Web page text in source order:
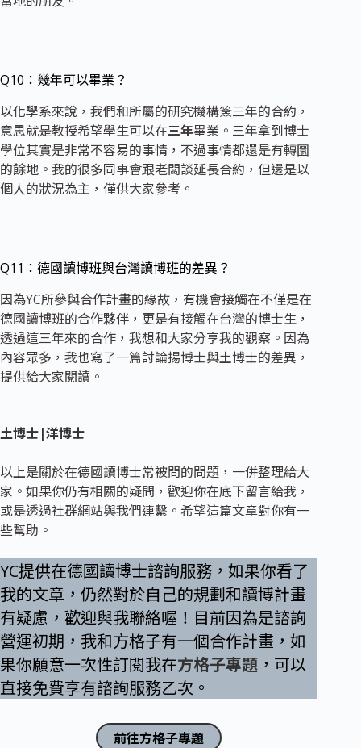
Q10：幾年可以畢業？
以化學系來說，我們和所屬的研究機構簽三年的合約，
意思就是教授希望學生可以在三年畢業。三年拿到博士
學位其實是非常不容易的事情，不過事情都還是有轉圜
的餘地。我的很多同事會跟老闆談延長合約，但還是以
個人的狀況為主，僅供大家參考。
Q11：德國讀博班與台灣讀博班的差異？
因為YC所參與合作計畫的緣故，有機會接觸在不僅是在
德國讀博班的合作夥伴，更是有接觸在台灣的博士生，
透過這三年來的合作，我想和大家分享我的觀察。因為
內容眾多，我也寫了一篇討論揚博士與土博士的差異，
提供給大家閱讀。
土博士|洋博士
以上是關於在德國讀博士常被問的問題，一併整理給大
家。如果你仍有相關的疑問，歡迎你在底下留言給我，
或是透過社群網站與我們連繫。希望這篇文章對你有一
些幫助。
YC提供在德國讀博士諮詢服務，如果你看了
我的文章，仍然對於自己的規劃和讀博計畫
有疑慮，歡迎與我聯絡喔！目前因為是諮詢
營運初期，我和方格子有一個合作計畫，如
果你願意一次性訂閱我在方格子專題 ，可以
直接免費享有諮詢服務乙次。
前往方格子專題